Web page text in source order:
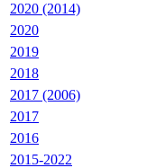
2020 (2014)
2020
2019
2018
2017 (2006)
2017
2016
2015-2022